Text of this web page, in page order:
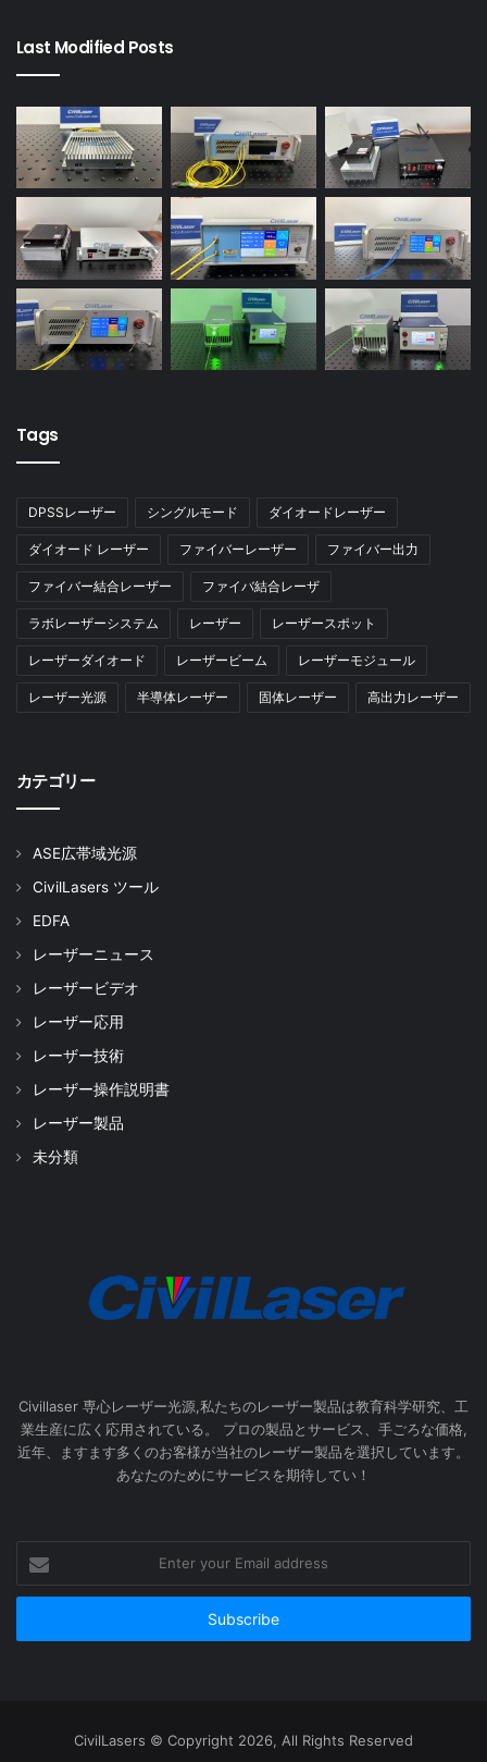
Last Modified Posts
Tags
DPSSレーザー シングルモード ダイオードレーザー
ダイオード レーザー ファイバーレーザー ファイバー出力
ファイバー結合レーザー ファイバ結合レーザ
ラボレーザーシステム レーザー レーザースポット
レーザーダイオード レーザービーム レーザーモジュール
レーザー光源 半導体レーザー 固体レーザー 高出力レーザー
カテゴリー
ASE広帯域光源
CivilLasers ツール
EDFA
レーザーニュース
レーザービデオ
レーザー応用
レーザー技術
レーザー操作説明書
レーザー製品
未分類
Civillaser 専心レーザー光源,私たちのレーザー製品は教育科学研究、工
業生産に広く応用されている。 プロの製品とサービス、手ごろな価格,
近年、ますます多くのお客様が当社のレーザー製品を選択しています。
あなたのためにサービスを期待してい！
your
Email
CivilLasers © Copyright 2026, All Rights Reserved